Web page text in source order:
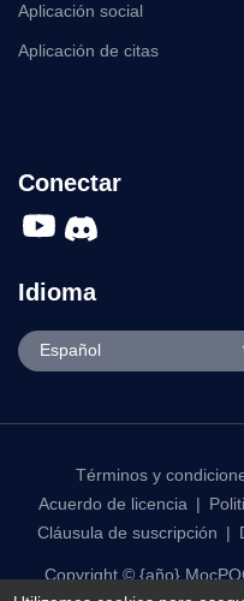
Aplicación social
Aplicación de citas
Conectar
Idioma
Español
Português
日本語
한국어
Términos y
Acuerdo de licencia |
Cláusula de suscripción |
Copyright © {año}